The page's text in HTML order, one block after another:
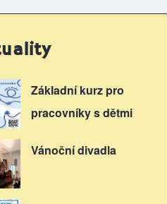
Základní kurz pro
pracovníky s dětmi
Vánoční divadla